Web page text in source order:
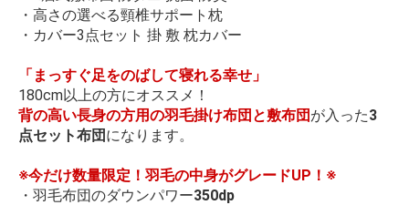
・高さの選べる頸椎サポート枕
・カバー3点セット 掛 敷 枕カバー
「まっすぐ足をのばして寝れる幸せ」
180cm以上の方にオススメ！
背の高い長身の方用の羽毛掛け布団と敷布団 が入った3
点セット布団 になります。
※今だけ数量限定！羽毛の中身がグレードUP！※
・羽毛布団のダウンパワー350dp